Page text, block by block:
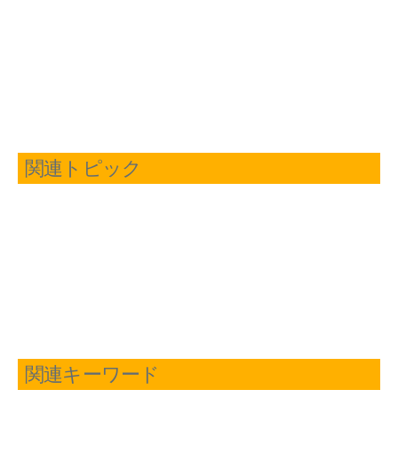
関連トピック
関連キーワード